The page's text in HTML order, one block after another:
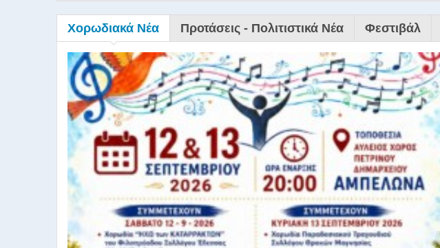
Χορωδιακά Νέα Προτάσεις - Πολιτιστικά Νέα Φεστιβάλ